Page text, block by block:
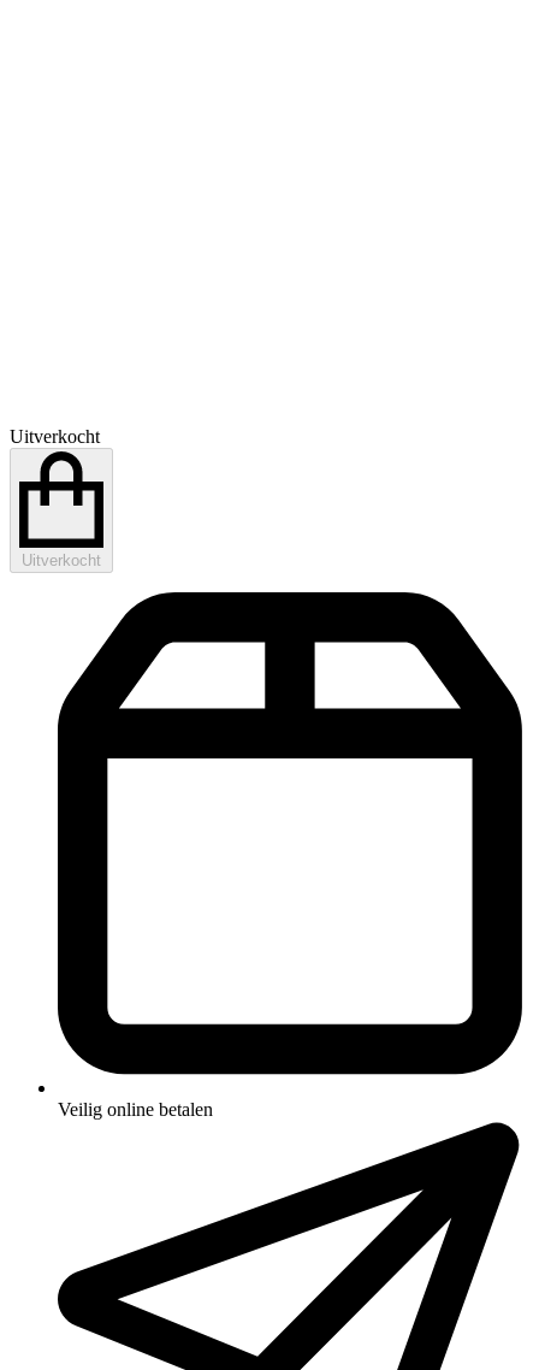
Uitverkocht
Uitverkocht
Veilig online betalen